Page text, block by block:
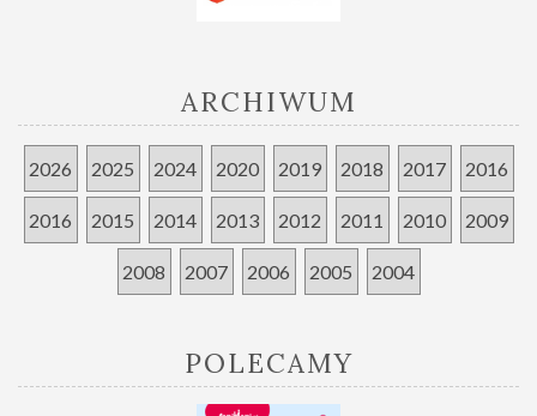
ARCHIWUM
2026 2025 2024 2020 2019 2018 2017 2016
2016 2015 2014 2013 2012 2011 2010 2009
2008 2007 2006 2005 2004
POLECAMY